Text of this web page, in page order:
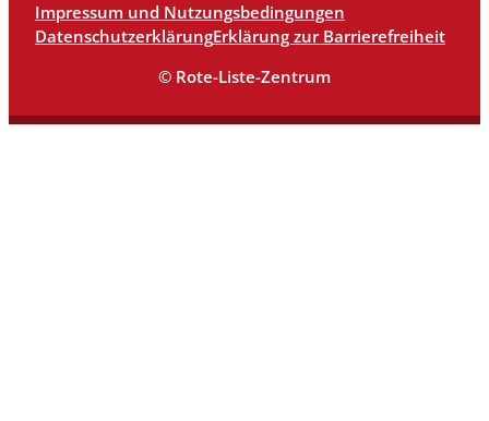
Impressum und Nutzungsbedingungen
DatenschutzerklärungErklärung zur Barrierefreiheit
© Rote-Liste-Zentrum